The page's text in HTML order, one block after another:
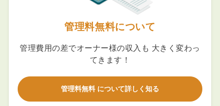
管理料無料について
管理費用の差でオーナー様の収入も 大きく変わっ
てきます！
管理料無料 について詳しく知る